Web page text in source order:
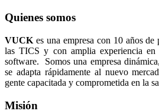
Quienes somos
VUCK es una empresa con 10 años
las TICS y con amplia experiencia en
software. Somos una empresa
se adapta rápidamente al nuevo
gente capacitada y comprometida en la
Misión